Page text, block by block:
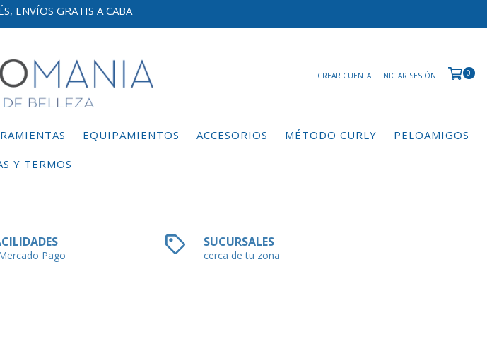
ENVÍOS GRATIS A CABA
CREAR CUENTA INICIAR SESIÓN 0
EQUIPAMIENTOS ACCESORIOS MÉTODO CURLY PELOAMIGOS
Y TERMOS
Pago
SUCURSALES
cerca de tu zona